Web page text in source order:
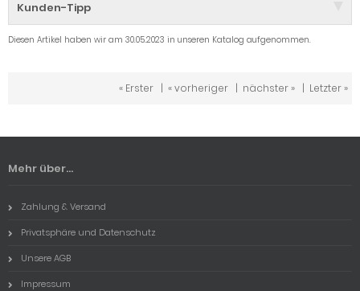
Kunden-Tipp
Diesen Artikel haben wir am 30.05.2023 in unseren Katalog aufgenommen.
« Erster | « vorheriger | nächster » | Letzter »
Mehr über...
Zahlung & Versand
Privatsphäre und Datenschutz
Unsere AGB
Impressum